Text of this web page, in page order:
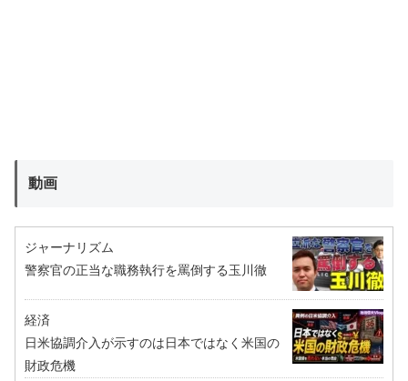
動画
ジャーナリズム
警察官の正当な職務執行を罵倒する玉川徹
経済
日米協調介入が示すのは日本ではなく米国の
財政危機